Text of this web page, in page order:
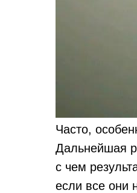
Часто,
Дальнейшая
с чем
если все они